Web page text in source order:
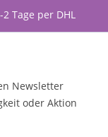
Tage per DHL
Newsletter
oder Aktion